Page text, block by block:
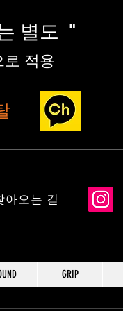
별도 "
로 적용
아오는 길
GRIP